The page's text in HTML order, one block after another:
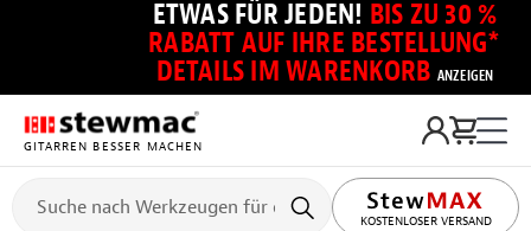
ETWAS FÜR JEDEN! BIS ZU 30 %
RABATT AUF IHRE BESTELLUNG*
DETAILS IM WARENKORB ANZEIGEN
GITARREN BESSER MACHEN
KOSTENLOSER VERSAND